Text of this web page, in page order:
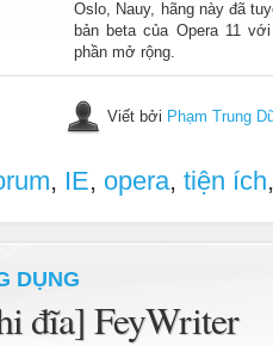
Oslo, Nauy, hãng này đã
bản beta của Opera 11
phần mở rộng.
Viết bởi Phạm Trung
, IE, opera, tiện ích
DỤNG
đĩa] FeyWriter